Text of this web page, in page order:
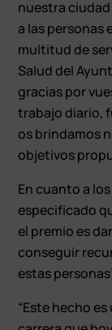
nuestra
a las personas
multitud de
Salud del
gracias por
trabajo diario,
os brindamos
objetivos
En cuanto a
especificado
el premio es
conseguir
estas
“Este hecho